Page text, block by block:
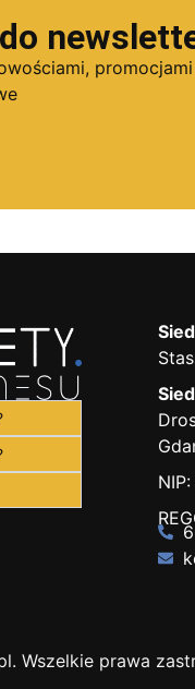
promocjami
Wszelkie prawa